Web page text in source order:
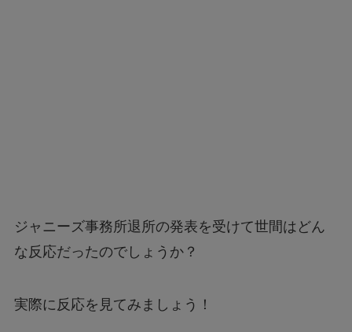
ジャニーズ事務所退所の発表を受けて世間はどん
な反応だったのでしょうか？
実際に反応を見てみましょう！